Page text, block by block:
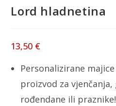
Lord hladnetina
13,50 €
Personalizirane
proizvod za vjenčanja,
rođendane ili praznike!